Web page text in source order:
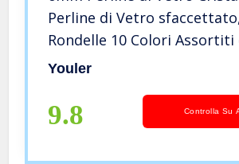
Perline di Vetro
Rondelle 10 Colori Assortiti
Scatola per Gioielli Fai-da-
Youler
9.8 Controlla Su